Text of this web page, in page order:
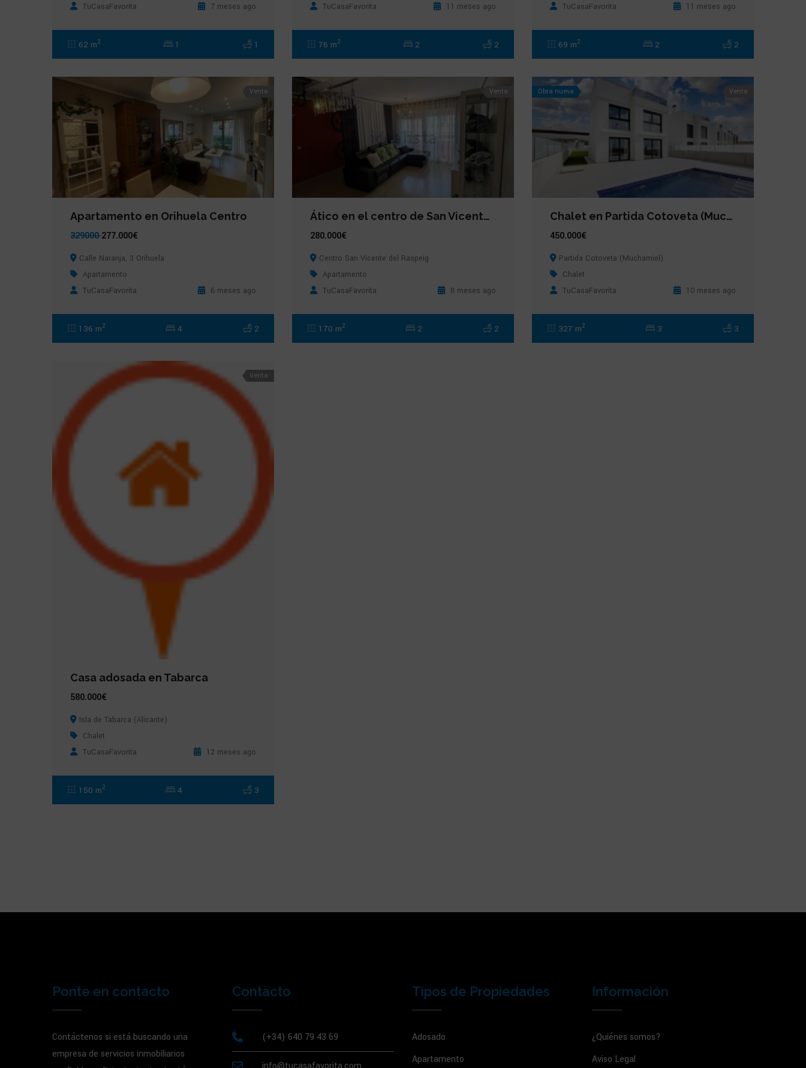
TuCasaFavorita
7 meses ago
62 m2 1 1
TuCasaFavorita
11 meses ago
76 m2 2 2
TuCasaFavorita
11 meses ago
69 m2 2 2
Venta
Apartamento en Orihuela Centro
329000277.000€
Calle Naranja, 3 Orihuela
Apartamento
TuCasaFavorita
6 meses ago
136 m2 4 2
Venta
Ático en el centro de San Vicente del Raspeig
280.000€
Centro San Vicente del Raspeig
Apartamento
TuCasaFavorita
8 meses ago
170 m2 2 2
Obra nueva Venta
Chalet en Partida Cotoveta (Muchamiel)
450.000€
Partida Cotoveta (Muchamiel)
Chalet
TuCasaFavorita
10 meses ago
327 m2 3 3
Venta
Casa adosada en Tabarca
580.000€
Isla de Tabarca (Alicante)
Chalet
TuCasaFavorita
12 meses ago
150 m2 4 3
Ponte en contacto
Contáctenos si está buscando una
empresa de servicios inmobiliarios
Contacto
(+34) 640 79 43 69
Tipos de Propiedades
Adosado
Apartamento
Información
¿Quiénes somos?
Aviso Legal